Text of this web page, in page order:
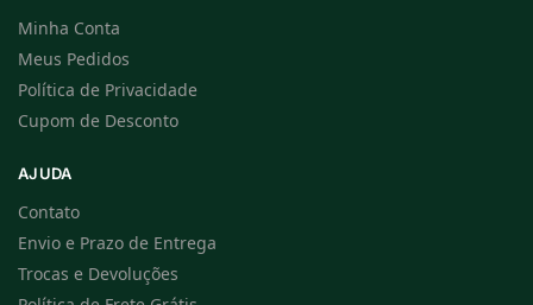
Minha Conta
Meus Pedidos
Política de Privacidade
Cupom de Desconto
AJUDA
Contato
Envio e Prazo de Entrega
Trocas e Devoluções